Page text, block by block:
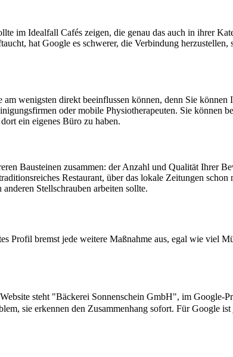
im Idealfall Cafés zeigen, die genau das auch in ihrer
hat Google es schwerer, die Verbindung herzustellen,
wenigsten direkt beeinflussen können, denn Sie können
oder mobile Physiotherapeuten. Sie können
ein eigenes Büro zu haben.
Bausteinen zusammen: der Anzahl und Qualität Ihrer
Restaurant, über das lokale Zeitungen schon
Stellschrauben arbeiten sollte.
Profil bremst jede weitere Maßnahme aus, egal wie viel
steht "Bäckerei Sonnenschein GmbH", im Google-
sie erkennen den Zusammenhang sofort. Für Google